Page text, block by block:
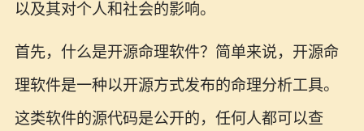
以及其对个人和社会的影响。
首先，什么是开源命理软件？简单来说，开源命
理软件是一种以开源方式发布的命理分析工具。
这类软件的源代码是公开的，任何人都可以查